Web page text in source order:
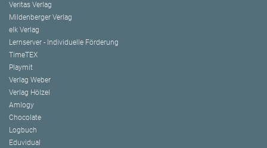
Veritas Verlag
Mildenberger Verlag
elk Verlag
Lernserver - Individuelle Förderung
TimeTEX
Playmit
Verlag Weber
Verlag Hölzel
Amlogy
Chocolate
Logbuch
Eduvidual